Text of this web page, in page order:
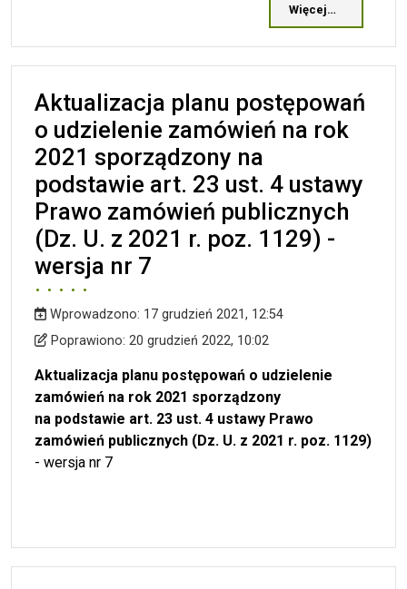
Więcej…
Aktualizacja planu postępowań
o udzielenie zamówień na rok
2021 sporządzony na
podstawie art. 23 ust. 4 ustawy
Prawo zamówień publicznych
(Dz. U. z 2021 r. poz. 1129) -
wersja nr 7
Wprowadzono
Wprowadzono: 17 grudzień 2021, 12:54
Poprawiono
Poprawiono: 20 grudzień 2022, 10:02
Aktualizacja planu postępowań o udzielenie
zamówień na rok 2021 sporządzony
na podstawie art. 23 ust. 4 ustawy Prawo
zamówień publicznych (Dz. U. z 2021 r. poz. 1129)
- wersja nr 7